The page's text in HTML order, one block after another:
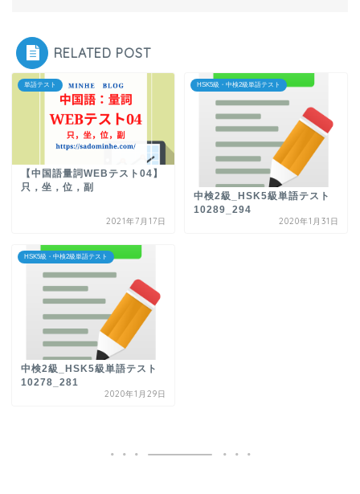
RELATED POST
単語テスト
【中国語量詞WEBテスト04】
只，坐，位，副
2021年7月17日
HSK5級・中検2級単語テスト
中検2級_HSK5級単語テスト
10289_294
2020年1月31日
HSK5級・中検2級単語テスト
中検2級_HSK5級単語テスト
10278_281
2020年1月29日